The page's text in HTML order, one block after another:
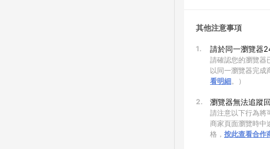
其他注意事項
1. 請於同一瀏覽器
請確認您的瀏覽器
以同一瀏覽器完成
看明細。）
2. 瀏覽器無法追蹤
請注意以下行為將
商家頁面瀏覽時中
格， 按此查看合作